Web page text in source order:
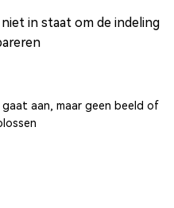
in staat om de indeling
gaat aan, maar geen beeld of